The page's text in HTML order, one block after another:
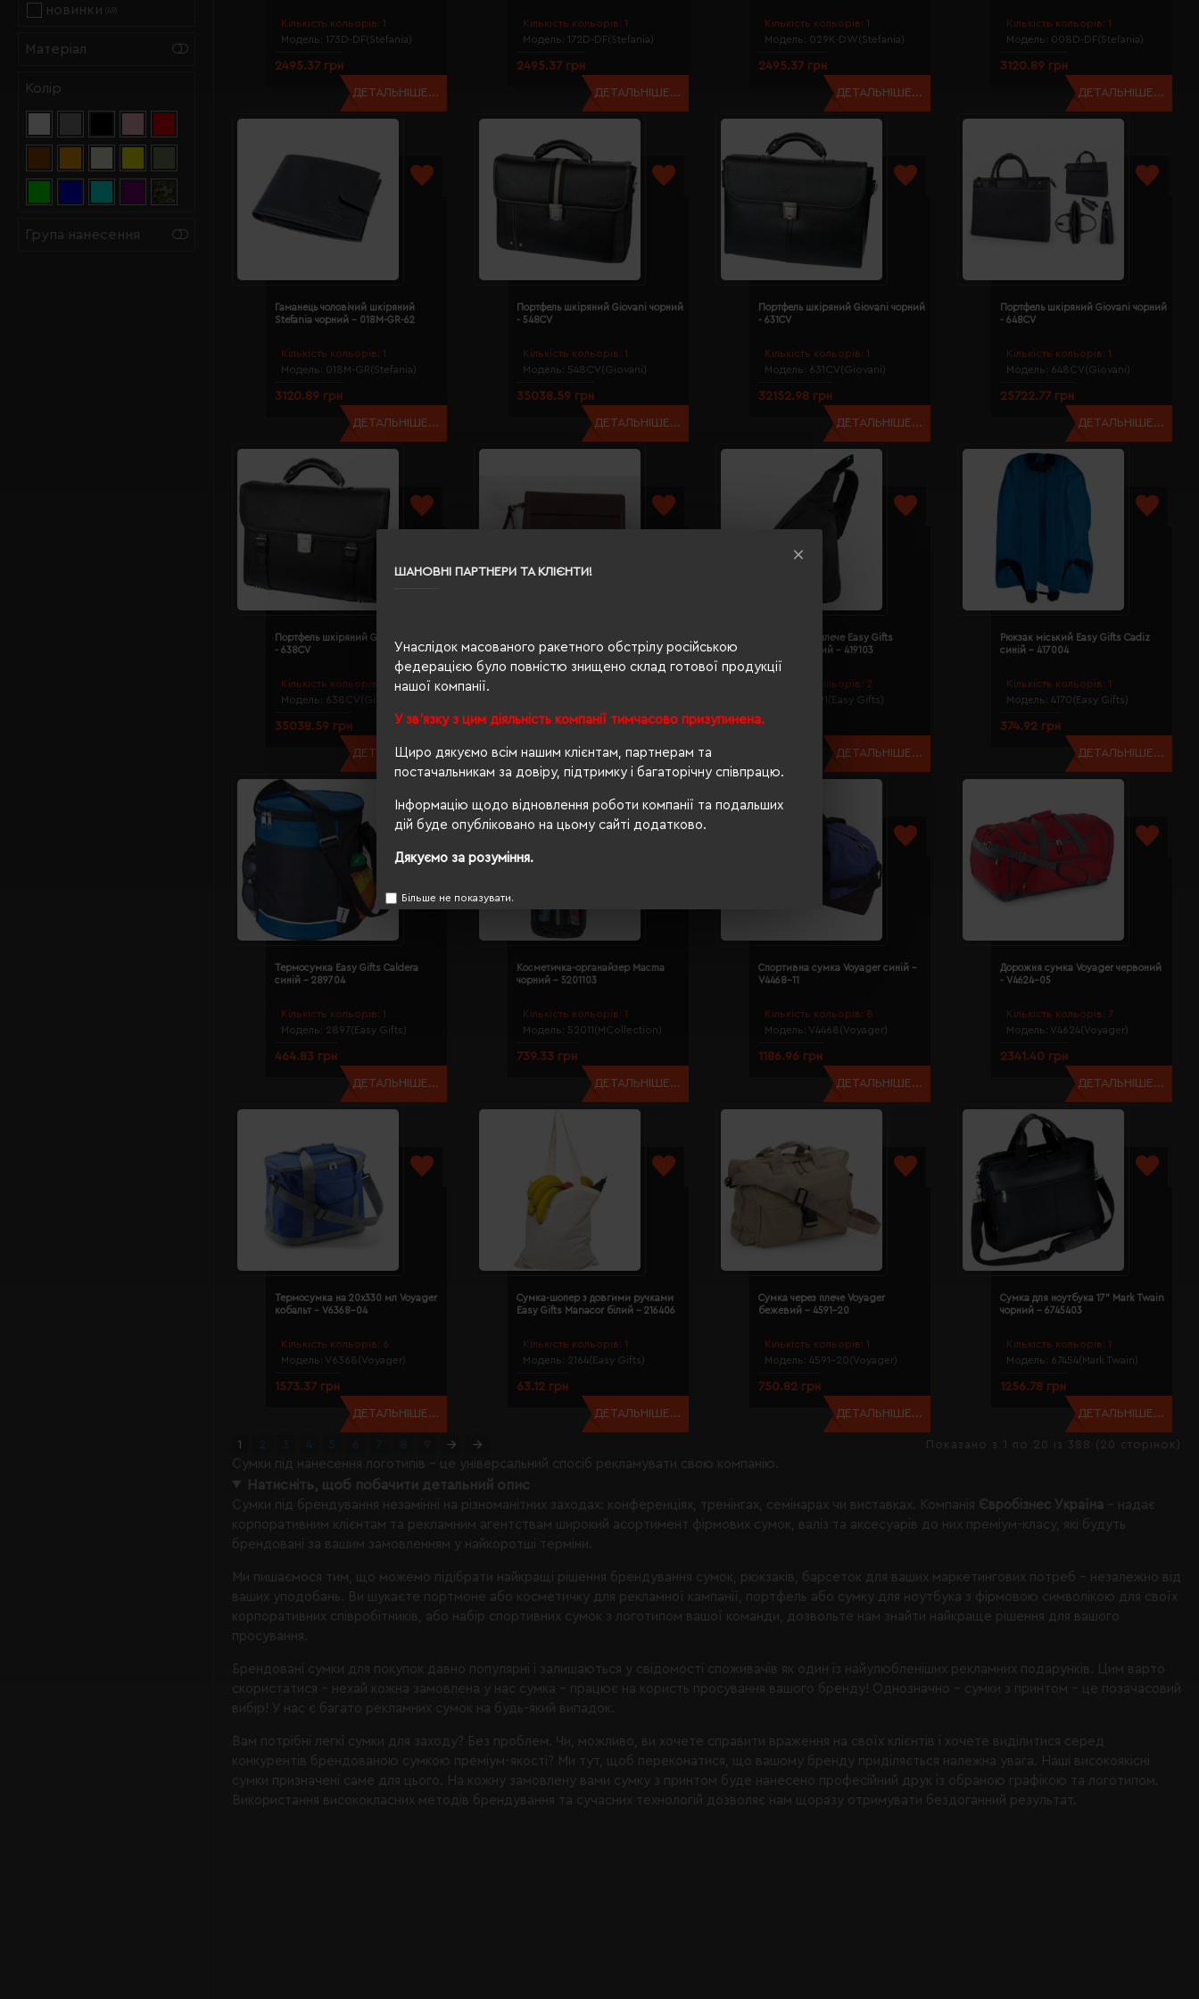
ШАНОВНІ ПАРТНЕРИ ТА КЛІЄНТИ!
Унаслідок масованого ракетного обстрілу російською
федерацією було повністю знищено склад готової продукції
нашої компанії.
У зв'язку з цим діяльність компанії тимчасово призупинена.
Щиро дякуємо всім нашим клієнтам, партнерам та
постачальникам за довіру, підтримку і багаторічну співпрацю.
Інформацію щодо відновлення роботи компанії та подальших
дій буде опубліковано на цьому сайті додатково.
Дякуємо за розуміння.
Більше не показувати.
(35)
Сумки через плече
Термосумки (67)
Шопери (243)
новинки (49)
Матеріал
Колір
Група нанесення
Сумки під нанесення логотипів – це універсальний спосіб рекламувати свою компанію.
Натисніть, щоб побачити детальний опис
Сумки під брендування незамінні на різноманітних заходах: конференціях, тренінгах, семінарах чи виставках. Компанія Євробізнес Україна – надає
корпоративним клієнтам та рекламним агентствам широкий асортимент фірмових сумок, валіз та аксесуарів до них преміум-класу, які будуть
брендовані за вашим замовленням у найкоротші терміни.
Ми пишаємося тим, що можемо підібрати найкращі рішення брендування сумок, рюкзаків, барсеток для ваших маркетингових потреб – незалежно від
ваших уподобань. Ви шукаєте портмоне або косметичку для рекламної кампанії, портфель або сумку для ноутбука з фірмовою символікою для своїх
корпоративних співробітників, або набір спортивних сумок з логотипом вашої команди, дозвольте нам знайти найкраще рішення для вашого
просування.
Брендовані сумки для покупок давно популярні і залишаються у свідомості споживачів як один із найулюбленіших рекламних подарунків. Цим варто
скористатися – нехай кожна замовлена у нас сумка – працює на користь просування вашого бренду! Однозначно – сумки з принтом – це позачасовий
вибір! У нас є багато рекламних сумок на будь-який випадок.
Вам потрібні легкі сумки для заходу? Без проблем. Чи, можливо, ви хочете справити враження на своїх клієнтів і хочете виділитися серед
конкурентів брендованою сумкою преміум-якості? Ми тут, щоб переконатися, що вашому бренду приділяється належна увага. Наші високоякісні
сумки призначені саме для цього. На кожну замовлену вами сумку з принтом буде нанесено професійний друк із обраною графікою та логотипом.
Використання висококласних методів брендування та сучасних технологій дозволяє нам щоразу отримувати бездоганний результат.
Кількість кольорів: 1
Модель: 173D-DF(Stefania)
2495.37 грн
ДЕТАЛЬНІШЕ...
Кількість кольорів: 1
Модель: 172D-DF(Stefania)
2495.37 грн
ДЕТАЛЬНІШЕ...
Кількість кольорів: 1
Модель: 029K-DW(Stefania)
2495.37 грн
ДЕТАЛЬНІШЕ...
Кількість кольорів: 1
Модель: 008D-DF(Stefania)
3120.89 грн
ДЕТАЛЬНІШЕ...
Кількість кольорів: 1
Модель: 018M-GR(Stefania)
Гаманець чоловічий шкіряний
Stefania чорний - 018M-GR-62
3120.89 грн
ДЕТАЛЬНІШЕ...
Кількість кольорів: 1
Модель: 548CV(Giovani)
Портфель шкіряний Giovani чорний
- 548CV
35038.59 грн
ДЕТАЛЬНІШЕ...
Кількість кольорів: 1
Модель: 631CV(Giovani)
Портфель шкіряний Giovani чорний
- 631CV
32152.98 грн
ДЕТАЛЬНІШЕ...
Кількість кольорів: 1
Модель: 648CV(Giovani)
Портфель шкіряний Giovani чорний
- 648CV
25722.77 грн
ДЕТАЛЬНІШЕ...
Кількість кольорів:
Модель: 638CV(Giovani)
Портфель шкіряний Giovani чорний
- 638CV
35038.59 грн
ДЕТАЛЬНІШЕ...
Барсетка чоловіча шкіряна Stefania
бордовий - 848BZ-DW-82
3120.89 грн
ДЕТАЛЬНІШЕ...
Кількість кольорів: 2
4191(Easy Gifts)
Сумка через плече Easy Gifts
Córdoba чорний - 419103
406.50 грн
ДЕТАЛЬНІШЕ...
Кількість кольорів: 1
Модель: 4170(Easy Gifts)
Рюкзак міський Easy Gifts Cadiz
синій - 417004
374.92 грн
ДЕТАЛЬНІШЕ...
Кількість кольорів: 1
Модель: 2897(Easy Gifts)
Термосумка Easy Gifts Caldera
синій - 289704
464.83 грн
ДЕТАЛЬНІШЕ...
Кількість кольорів: 1
Модель: 52011(MCollection)
Косметичка-органайзер Macma
чорний - 5201103
739.33 грн
ДЕТАЛЬНІШЕ...
Кількість кольорів: 8
Модель: V4468(Voyager)
Спортивна сумка Voyager синій -
V4468-11
1186.96 грн
ДЕТАЛЬНІШЕ...
Кількість кольорів: 7
Модель: V4624(Voyager)
Дорожня сумка Voyager червоний
- V4624-05
2341.40 грн
ДЕТАЛЬНІШЕ...
Кількість кольорів: 6
Модель: V6368(Voyager)
Термосумка на 20х330 мл Voyager
кобальт - V6368-04
1573.37 грн
ДЕТАЛЬНІШЕ...
Кількість кольорів: 1
Модель: 2164(Easy Gifts)
Сумка-шопер з довгими ручками
Easy Gifts Manacor білий - 216406
63.12 грн
ДЕТАЛЬНІШЕ...
Кількість кольорів: 1
Модель: 4591-20(Voyager)
Сумка через плече Voyager
бежевий - 4591-20
750.82 грн
ДЕТАЛЬНІШЕ...
Кількість кольорів: 1
Модель: 67454(Mark Twain)
Сумка для ноутбука 17" Mark Twain
чорний - 6745403
1256.78 грн
ДЕТАЛЬНІШЕ...
1 2 3 4 5 6 7 8 9 Показано з 1 по 20 із 388 (20 сторінок)